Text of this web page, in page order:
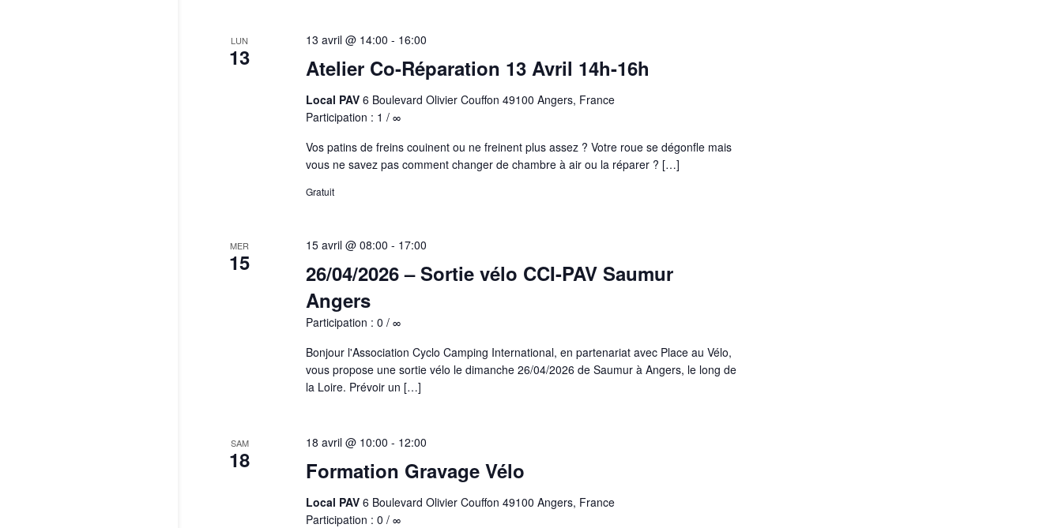
LUN
13 Atelier Co-Réparation 13 Avril 14h-16h
13 avril @ 14:00 - 16:00
Local PAV6 Boulevard Olivier Couffon 49100 Angers, France
Participation : 1 / ∞
Vos patins de freins couinent ou ne freinent plus assez ? Votre roue se dégonfle mais
vous ne savez pas comment changer de chambre à air ou la réparer ? […]
Gratuit
MER
15
26/04/2026 – Sortie vélo CCI-PAV Saumur
Angers
15 avril @ 08:00 - 17:00
Participation : 0 / ∞
Bonjour l'Association Cyclo Camping International, en partenariat avec Place au Vélo,
vous propose une sortie vélo le dimanche 26/04/2026 de Saumur à Angers, le long de
la Loire. Prévoir un […]
SAM
18 Formation Gravage Vélo
18 avril @ 10:00 - 12:00
Local PAV6 Boulevard Olivier Couffon 49100 Angers, France
Participation : 0 / ∞